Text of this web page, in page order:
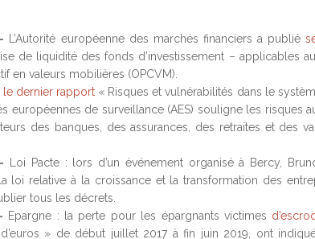
L’Autorité européenne des marchés financiers a publié
de liquidité des fonds d’investissement – applicables
en valeurs mobilières (OPCVM).
le dernier rapport « Risques et vulnérabilités dans le
européennes de surveillance (AES) souligne les risques
des banques, des assurances, des retraites et des
Loi Pacte : lors d’un événement organisé à Bercy,
loi relative à la croissance et la transformation des
tous les décrets.
Epargne : la perte pour les épargnants victimes
» de début juillet 2017 à fin juin 2019, ont